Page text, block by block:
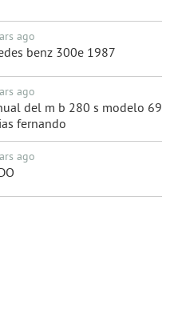
ago
benz 300e 1987
ago
del m b 280 s modelo 69
fernando
ago